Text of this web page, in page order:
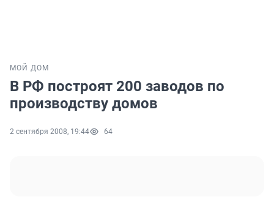
МОЙ ДОМ
В РФ построят 200 заводов по
производству домов
2 сентября 2008, 19:44 64